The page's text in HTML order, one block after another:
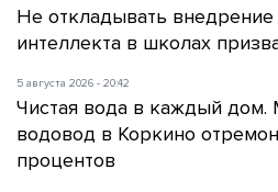
Не откладывать внедрение
интеллекта в школах
5 августа 2026 - 20:42
Чистая вода в каждый дом.
водовод в Коркино
процентов